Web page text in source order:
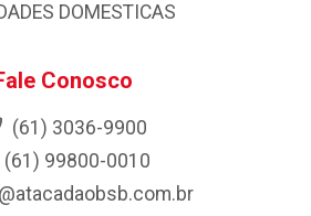
DOMESTICAS
Conosco
(61) 3036-9900
(61) 99800-0010